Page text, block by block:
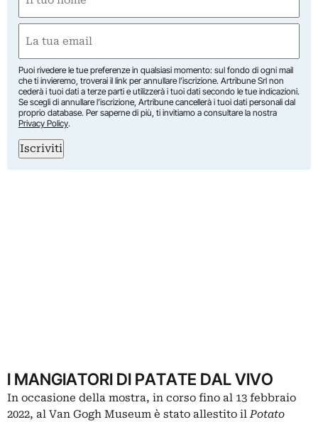
(Obbligatorio)
(Obbligatorio)
Puoi rivedere le tue preferenze in qualsiasi momento: sul fondo di ogni mail
che ti invieremo, troverai il link per annullare l’iscrizione. Artribune Srl non
cederà i tuoi dati a terze parti e utilizzerà i tuoi dati secondo le tue indicazioni.
Se scegli di annullare l’iscrizione, Artribune cancellerà i tuoi dati personali dal
proprio database. Per saperne di più, ti invitiamo a consultare la nostra
Privacy Policy.
Iscriviti
I MANGIATORI DI PATATE DAL VIVO
In occasione della mostra, in corso fino al 13 febbraio
2022, al Van Gogh Museum è stato allestito ilPotato